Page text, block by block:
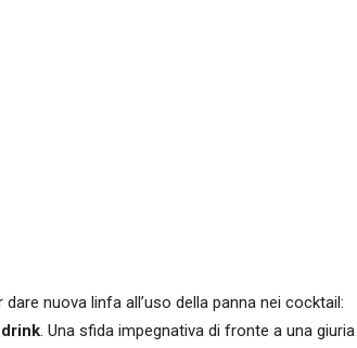
nuova linfa all’uso della panna nei cocktail:
. Una sfida impegnativa di fronte a una giuria